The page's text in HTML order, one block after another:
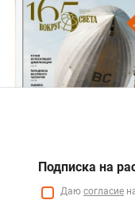
Подписка на
Даю согласие